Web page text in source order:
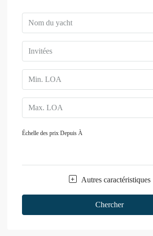
Échelle des prix Depuis À
Autres caractéristiques
Chercher